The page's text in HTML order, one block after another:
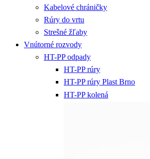
Kabelové chráničky
Rúry do vrtu
Strešné žľaby
Vnútorné rozvody
HT-PP odpady
HT-PP rúry
HT-PP rúry Plast Brno
HT-PP kolená